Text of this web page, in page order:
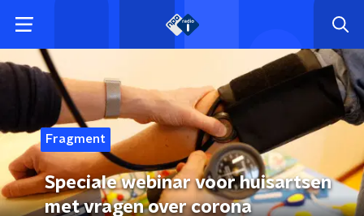
Fragment
Speciale webinar voor huisartsen
met vragen over corona